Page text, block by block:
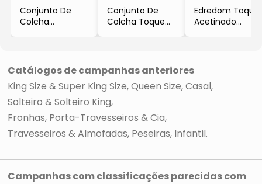
Conjunto De
Colcha
- Off White
- 3Pçs
- Altenburg
Conjunto De
Colcha Toque
- Verde Claro
- 3Pçs
- Altenburg
Edredom Toque
Acetinado
- Altenburg
Catálogos de campanhas anteriores
King Size & Super King Size Queen Size Casal
Solteiro & Solteiro King
Fronhas, Porta-Travesseiros & Cia
Travesseiros & Almofadas Peseiras Infantil
Campanhas com classificações parecidas com